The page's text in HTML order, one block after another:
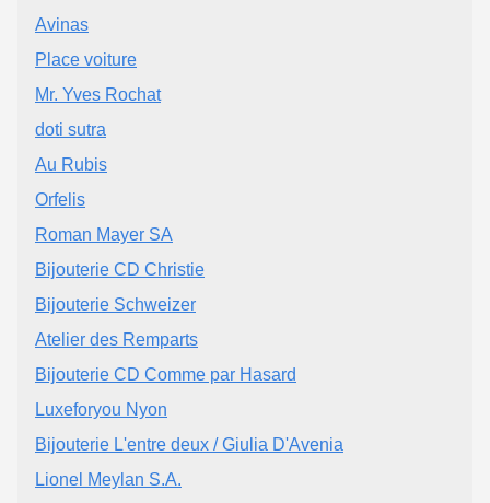
Avinas
Place voiture
Mr. Yves Rochat
doti sutra
Au Rubis
Orfelis
Roman Mayer SA
Bijouterie CD Christie
Bijouterie Schweizer
Atelier des Remparts
Bijouterie CD Comme par Hasard
Luxeforyou Nyon
Bijouterie L'entre deux / Giulia D'Avenia
Lionel Meylan S.A.